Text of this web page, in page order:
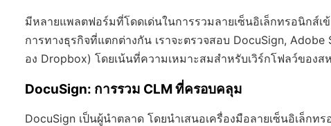
มีหลายแพลตฟอร์มที่โดดเด่นในการรวมลายเซ็นอิเล็กทรอนิกส์
การทางธุรกิจที่แตกต่างกัน เราจะตรวจสอบ DocuSign,
อง Dropbox) โดยเน้นที่ความเหมาะสมสำหรับเวิร์กโฟลว์ของ
DocuSign: การรวม CLM ที่ครอบคลุม
DocuSign เป็นผู้นำตลาด โดยนำเสนอเครื่องมือลายเซ็นอิเล็ก